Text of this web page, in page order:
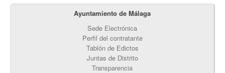
Ayuntamiento de Málaga
Sede Electrónica
Perfil del contratante
Tablón de Edictos
Juntas de Distrito
Transparencia